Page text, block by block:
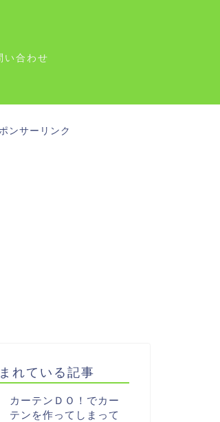
い合わせ
ンサーリンク
れている記事
カーテンＤＯ！でカー
テンを作ってしまって